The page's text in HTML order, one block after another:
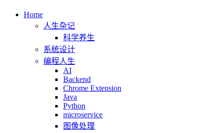
Home
人生杂记
科学养生
系统设计
编程人生
AI
Backend
Chrome Extension
Java
Python
microservice
图像处理